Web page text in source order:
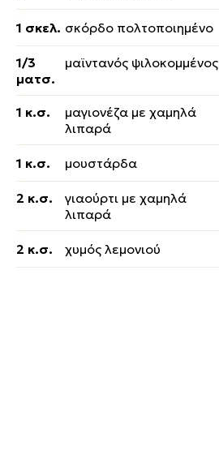
1 σκελ. σκόρδο πολτοποιημένο
1/3
ματσ.
μαϊντανός ψιλοκομμένος
1 κ.σ.
μαγιονέζα με χαμηλά
λιπαρά
1 κ.σ. μουστάρδα
2 κ.σ.
γιαούρτι με χαμηλά
λιπαρά
2 κ.σ. χυμός λεμονιού